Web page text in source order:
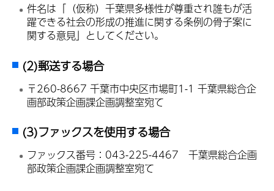
件名は「（仮称）千葉県多様性が尊重され誰もが活
躍できる社会の形成の推進に関する条例の骨子案に
関する意見」としてください。
(2)郵送する場合
〒260-8667 千葉市中央区市場町1-1 千葉県総合企
画部政策企画課企画調整室宛て
(3)ファックスを使用する場合
ファックス番号：043-225-4467 千葉県総合企画
部政策企画課企画調整室宛て